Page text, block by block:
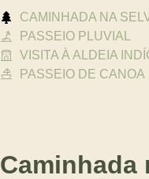
CAMINHADA NA
PASSEIO PLUVIAL
VISITA À ALDEIA
PASSEIO DE CANOA
Caminhada